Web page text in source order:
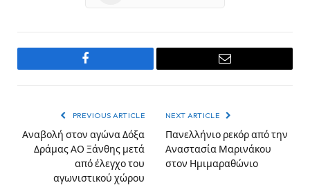
Facebook Email
PREVIOUS ARTICLE
Αναβολή στον αγώνα Δόξα
Δράμας ΑΟ Ξάνθης μετά
από έλεγχο του
αγωνιστικού χώρου
NEXT ARTICLE
Πανελλήνιο ρεκόρ από την
Αναστασία Μαρινάκου
στον Ημιμαραθώνιο